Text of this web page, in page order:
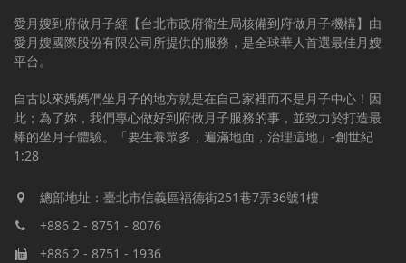
愛月嫂到府做月子經【台北市政府衛生局核備到府做月子機構】由
愛月嫂國際股份有限公司所提供的服務，是全球華人首選最佳月嫂
平台。
自古以來媽媽們坐月子的地方就是在自己家裡而不是月子中心！因
此；為了妳，我們專心做好到府做月子服務的事，並致力於打造最
棒的坐月子體驗。「要生養眾多，遍滿地面，治理這地」-創世紀
1:28
總部地址：臺北市信義區福德街251巷7弄36號1樓
+886 2 - 8751 - 8076
+886 2 - 8751 - 1936